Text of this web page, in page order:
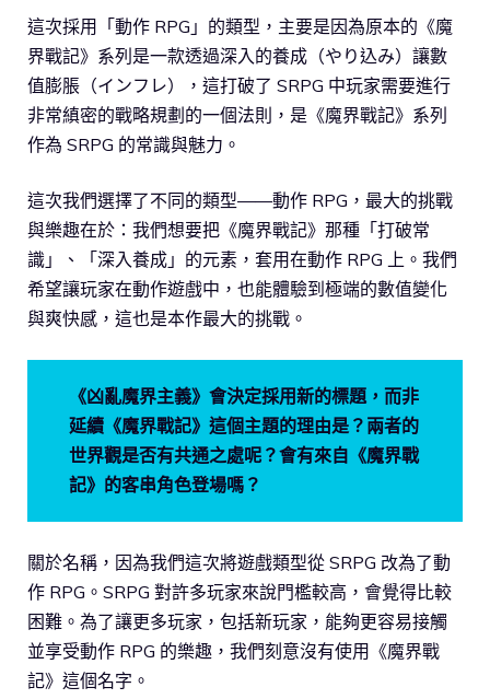
這次採用「動作 RPG」的類型，主要是因為原本的《魔
界戰記》系列是一款透過深入的養成（やり込み）讓數
值膨脹（インフレ），這打破了 SRPG 中玩家需要進行
非常縝密的戰略規劃的一個法則，是《魔界戰記》系列
作為 SRPG 的常識與魅力。
這次我們選擇了不同的類型——動作 RPG，最大的挑戰
與樂趣在於：我們想要把《魔界戰記》那種「打破常
識」、「深入養成」的元素，套用在動作 RPG 上。我們
希望讓玩家在動作遊戲中，也能體驗到極端的數值變化
與爽快感，這也是本作最大的挑戰。
《凶亂魔界主義》會決定採用新的標題，而非
延續《魔界戰記》這個主題的理由是？兩者的
世界觀是否有共通之處呢？會有來自《魔界戰
記》的客串角色登場嗎？
關於名稱，因為我們這次將遊戲類型從 SRPG 改為了動
作 RPG。SRPG 對許多玩家來說門檻較高，會覺得比較
困難。為了讓更多玩家，包括新玩家，能夠更容易接觸
並享受動作 RPG 的樂趣，我們刻意沒有使用《魔界戰
記》這個名字。